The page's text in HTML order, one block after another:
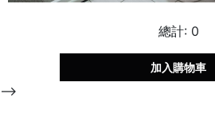
總計: 0
加入購物車
-->